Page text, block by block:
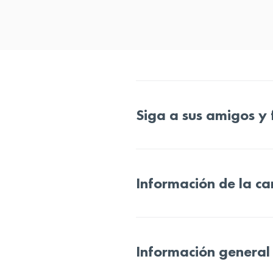
Siga a sus amigos
Información de la
Información general